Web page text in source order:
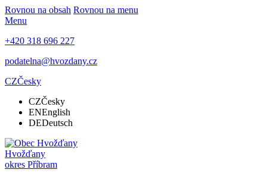
Rovnou na obsah Rovnou na menu
Menu
+420 318 696 227
podatelna@hvozdany.cz
CZČesky
CZČesky
ENEnglish
DEDeutsch
Hvožďany
okres Příbram